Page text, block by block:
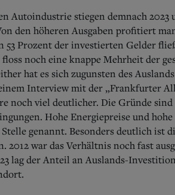
Autoindustrie stiegen demnach 2023
den höheren Ausgaben profitiert
53 Prozent der investierten Gelder
noch eine knappe Mehrheit der
hat es sich zugunsten des
Interview mit der „Frankfurter
noch viel deutlicher. Die Gründe
Hohe Energiepreise und
genannt. Besonders deutlich ist
war das Verhältnis noch fast
lag der Anteil an Auslands-